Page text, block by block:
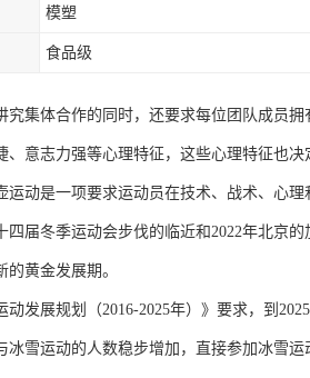
模塑
食品级
究集体合作的同时，还要求每位团队成员
、意志力强等心理特征，这些心理特征也
运动是一项要求运动员在技术、战术、心理
四届冬季运动会步伐的临近和2022年北京
的黄金发展期。
动发展规划（2016-2025年）》要求，到
冰雪运动的人数稳步增加，直接参加冰雪